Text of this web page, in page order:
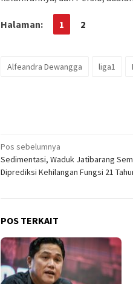
Halaman: 1 2
Alfeandra Dewangga liga1
Navigasi
pos
Pos sebelumnya
Sedimentasi, Waduk Jatibarang
Diprediksi Kehilangan Fungsi 21
POS TERKAIT